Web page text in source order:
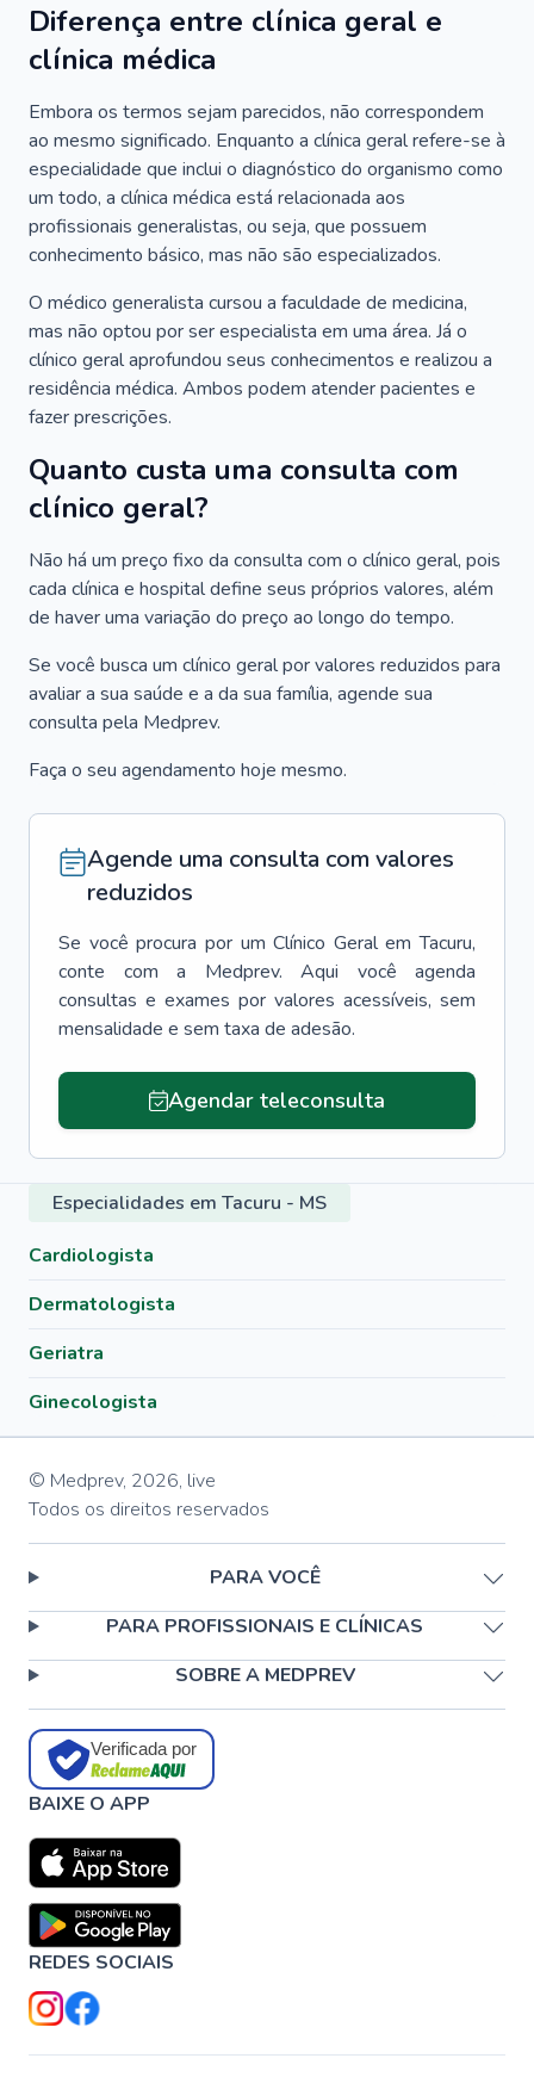
Diferença entre clínica geral e
clínica médica
Embora os termos sejam parecidos, não correspondem
ao mesmo significado. Enquanto a clínica geral refere-se à
especialidade que inclui o diagnóstico do organismo como
um todo, a clínica médica está relacionada aos
profissionais generalistas, ou seja, que possuem
conhecimento básico, mas não são especializados.
O médico generalista cursou a faculdade de medicina,
mas não optou por ser especialista em uma área. Já o
clínico geral aprofundou seus conhecimentos e realizou a
residência médica. Ambos podem atender pacientes e
fazer prescrições.
Quanto custa uma consulta com
clínico geral?
Não há um preço fixo da consulta com o clínico geral, pois
cada clínica e hospital define seus próprios valores, além
de haver uma variação do preço ao longo do tempo.
Se você busca um clínico geral por valores reduzidos para
avaliar a sua saúde e a da sua família, agende sua
consulta pela Medprev.
Faça o seu agendamento hoje mesmo.
Agende uma consulta com valores
reduzidos
Se você procura por um Clínico Geral em Tacuru,
conte com a Medprev. Aqui você agenda
consultas e exames por valores acessíveis, sem
mensalidade e sem taxa de adesão.
Agendar teleconsulta
Especialidades em Tacuru - MS
Cardiologista
Dermatologista
Geriatra
Ginecologista
© Medprev, 2026, live
Todos os direitos reservados
PARA VOCÊ
PARA PROFISSIONAIS E CLÍNICAS
SOBRE A MEDPREV
Verificada por
BAIXE O APP
REDES SOCIAIS